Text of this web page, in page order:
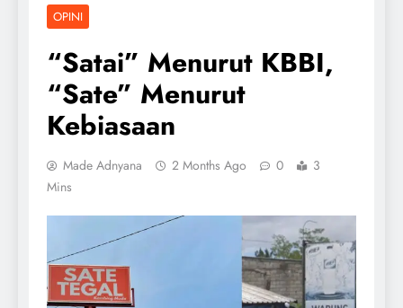
OPINI
“Satai” Menurut KBBI,
“Sate” Menurut
Kebiasaan
Made Adnyana 2 Months Ago 0
3
Mins